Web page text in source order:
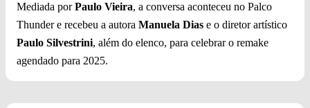
Mediada porPaulo Vieira, a conversa aconteceu no Palco
Thunder e recebeu a autora Manuela Dias e o diretor artístico
Paulo Silvestrini, além do elenco, para celebrar o remake
agendado para 2025.